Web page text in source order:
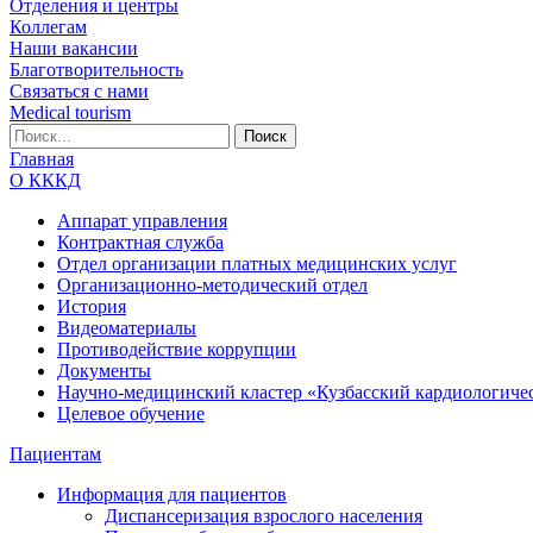
Отделения и центры
Коллегам
Наши вакансии
Благотворительность
Связаться с нами
Medical tourism
Главная
О КККД
Аппарат управления
Контрактная служба
Отдел организации платных медицинских услуг
Организационно-методический отдел
История
Видеоматериалы
Противодействие коррупции
Документы
Научно-медицинский кластер «Кузбасский
Целевое обучение
Пациентам
Информация для пациентов
Диспансеризация взрослого населения